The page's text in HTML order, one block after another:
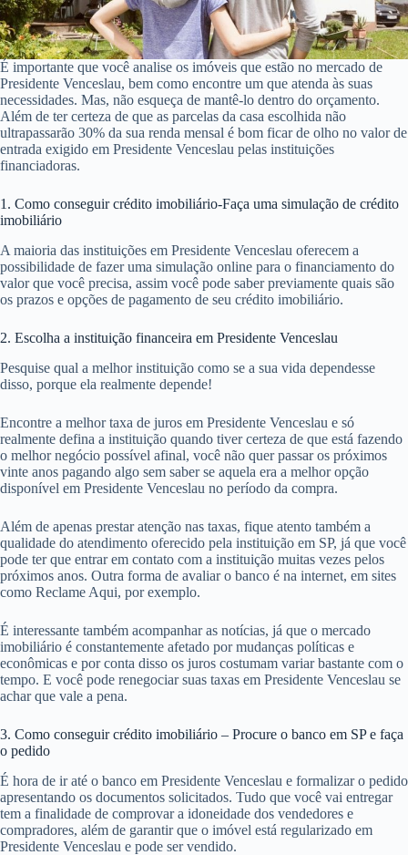
É importante que você analise os imóveis que estão no mercado de
Presidente Venceslau, bem como encontre um que atenda às suas
necessidades. Mas, não esqueça de mantê-lo dentro do orçamento.
Além de ter certeza de que as parcelas da casa escolhida não
ultrapassarão 30% da sua renda mensal é bom ficar de olho no valor de
entrada exigido em Presidente Venceslau pelas instituições
financiadoras.
1. Como conseguir crédito imobiliário-Faça uma simulação de crédito
imobiliário
A maioria das instituições em Presidente Venceslau oferecem a
possibilidade de fazer uma simulação online para o financiamento do
valor que você precisa, assim você pode saber previamente quais são
os prazos e opções de pagamento de seu crédito imobiliário.
2. Escolha a instituição financeira em Presidente Venceslau
Pesquise qual a melhor instituição como se a sua vida dependesse
disso, porque ela realmente depende!
Encontre a melhor taxa de juros em Presidente Venceslau e só
realmente defina a instituição quando tiver certeza de que está fazendo
o melhor negócio possível afinal, você não quer passar os próximos
vinte anos pagando algo sem saber se aquela era a melhor opção
disponível em Presidente Venceslau no período da compra.
Além de apenas prestar atenção nas taxas, fique atento também a
qualidade do atendimento oferecido pela instituição em SP, já que você
pode ter que entrar em contato com a instituição muitas vezes pelos
próximos anos. Outra forma de avaliar o banco é na internet, em sites
como Reclame Aqui, por exemplo.
É interessante também acompanhar as notícias, já que o mercado
imobiliário é constantemente afetado por mudanças políticas e
econômicas e por conta disso os juros costumam variar bastante com o
tempo. E você pode renegociar suas taxas em Presidente Venceslau se
achar que vale a pena.
3. Como conseguir crédito imobiliário – Procure o banco em SP e faça
o pedido
É hora de ir até o banco em Presidente Venceslau e formalizar o pedido
apresentando os documentos solicitados. Tudo que você vai entregar
tem a finalidade de comprovar a idoneidade dos vendedores e
compradores, além de garantir que o imóvel está regularizado em
Presidente Venceslau e pode ser vendido.